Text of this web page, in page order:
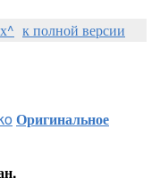
к полной версии
Оригинальное